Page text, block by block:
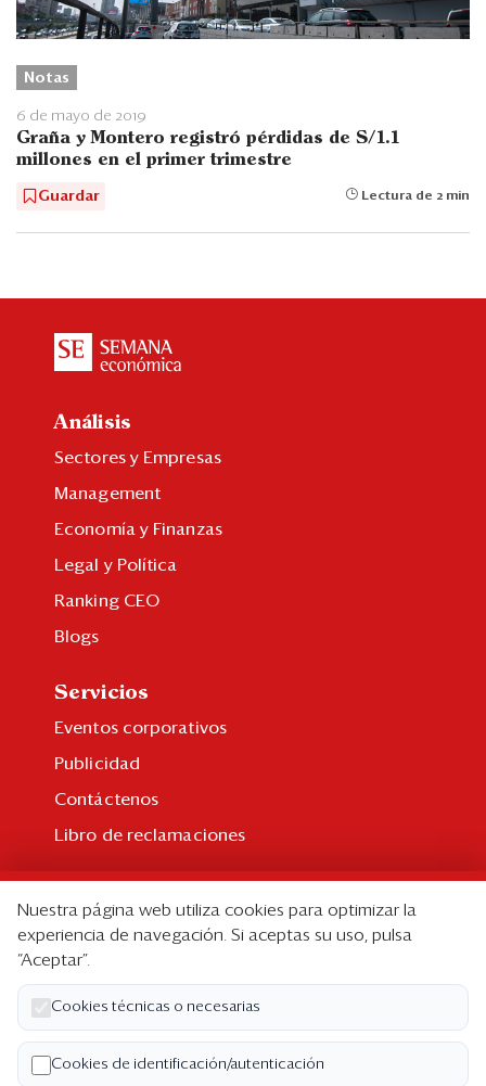
Notas
6 de mayo de 2019
Graña y Montero registró pérdidas de S/1.1
millones en el primer trimestre
Guardar Lectura de 2 min
Análisis
Sectores y Empresas
Management
Economía y Finanzas
Legal y Política
Ranking CEO
Blogs
Servicios
Eventos corporativos
Publicidad
Contáctenos
Libro de reclamaciones
Suscripción individual
Paquetes corporativos
Edición Impresa
Nosotros
Nuestra página web utiliza cookies para optimizar la
experiencia de navegación. Si aceptas su uso, pulsa
“Aceptar”.
Cookies técnicas o necesarias
Cookies de identificación/autenticación